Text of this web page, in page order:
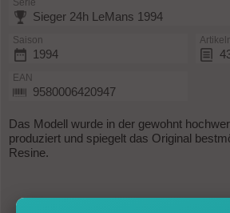
Serie
Sieger 24h LeMans 1994
Saison
1994
EAN
9580006420947
Das Modell wurde in der gewohnt
produziert und spiegelt das Original
Resine.